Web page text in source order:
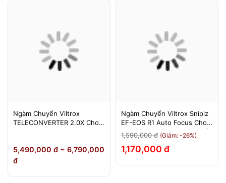
Ngàm Chuyển Viltrox
TELECONVERTER 2.0X Cho
Tháng
5,490,000 đ ~ 6,790,000
đ
Ngàm Chuyển Viltrox Snipiz
EF-EOS R1 Auto Focus Cho
Canon EOS R/RP/R5/R6 - Bảo
Hành 12 Tháng 1 Đổi 1
1,590,000 đ (Giảm: -26%)
1,170,000 đ